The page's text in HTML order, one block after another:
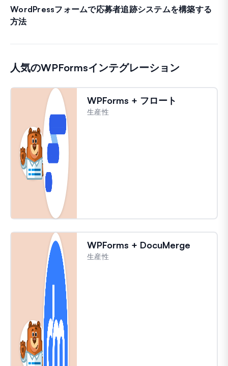
WordPressフォームで応募者追跡システムを構築する
方法
人気のWPFormsインテグレーション
WPForms + フロート
生産性
WPForms + DocuMerge
生産性